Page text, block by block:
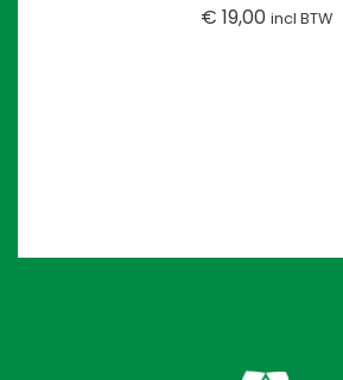
€ 19,00 incl BTW